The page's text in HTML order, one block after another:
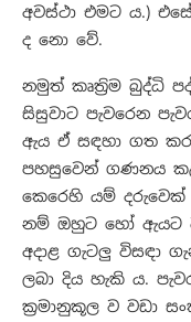
අවස්ථා එමට ය.)
ද නො වේ.
නමුත් කෘත්‍රිම බුද්ධි
සිසුවාට පැවරෙන
ඇය ඒ සඳහා ගත
පහසුවෙන් ගණනය
කෙරෙහි යම්
නම් ඔහුට හෝ ඇයට
අදාළ ගැටලු විසඳා
ලබා දිය හැකි ය.
ක්‍රමානුකූල ව වඩා